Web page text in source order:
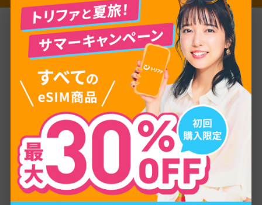
基本情報
ネットワーク one.Vip DOO Skopje
プロバイダー 3G
通信量 1GB/3GB/5GB/10GB /20GB/ 30GB /80GB/
無制限
有効期間 7日間/15日間/31日間 60日間
電話番号（SMS） なし